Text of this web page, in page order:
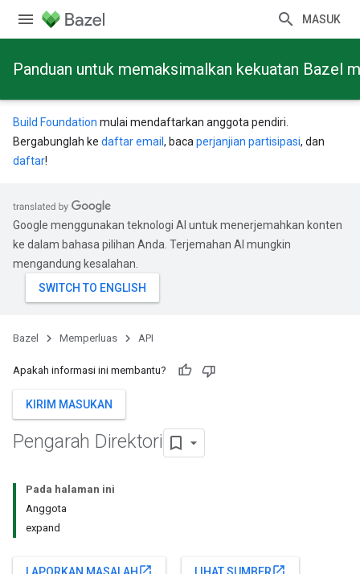
MASUK
Panduan untuk memaksimalkan kekuatan Bazel
Build Foundation mulai mendaftarkan anggota pendiri.
Bergabunglah ke daftar email , baca perjanjian partisipasi, dan
daftar!
Google menggunakan teknologi AI untuk menerjemahkan konten
ke dalam bahasa pilihan Anda. Terjemahan AI mungkin
mengandung kesalahan.
Bazel Memperluas API
Apakah informasi ini membantu?
KIRIM MASUKAN
Pengarah Direktori
Pada halaman ini
Anggota
expand
open_in_new open_in_new